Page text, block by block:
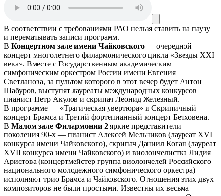
В соответствии с требованиями РАО нельзя ставить на паузу
и перематывать записи программ.
В Концертном зале имени Чайковского — очередной
концерт многолетнего филармонического цикла «Звезды ХХI
века». Вместе с Государственным академическим
симфоническим оркестром России имени Евгения
Светланова, за пультом которого в этот вечер будет Антон
Шабуров, выступят лауреаты международных конкурсов
пианист Петр Акулов и скрипач Леонид Железный.
В программе — «Трагическая увертюра» и Скрипичный
концерт Брамса и Третий фортепианный концерт Бетховена.
В Малом зале Филармонии 2 яркие представители
поколения 90-х — пианист Алексей Мельников (лауреат ХVI
конкурса имени Чайковского), скрипач Даниил Коган (лауреат
ХVII конкурса имени Чайковского) и виолончелистка Лидия
Аристова (концертмейстер группа виолончелей Российского
национального молодежного симфонического оркестра)
исполняют трио Брамса и Чайковского. Отношения этих двух
композиторов не были простыми. Известны их весьма